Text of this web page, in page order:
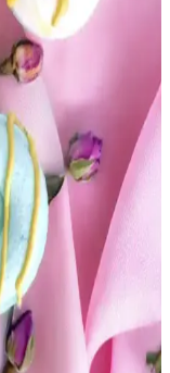
Selvisi Duş
kullanıma uygun,
çevre dostu
öne çıkar.
Krem Duş Jeli
Jeli, nazik formülü
250 ml ambalajda,
Kolonyası 1